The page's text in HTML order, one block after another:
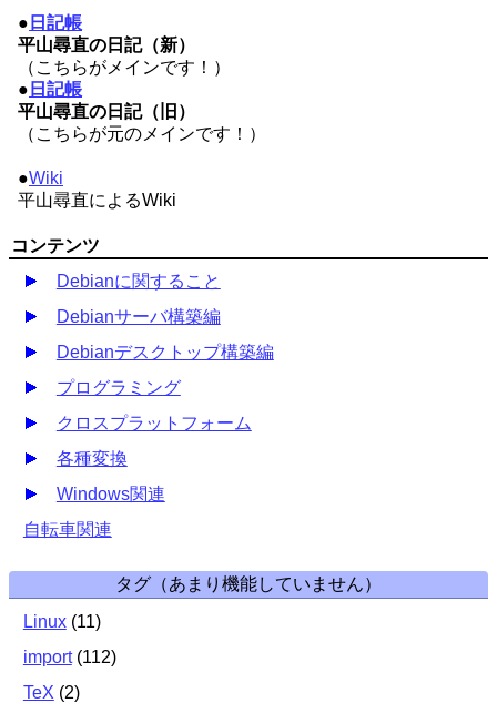
● 日記帳
平山尋直の日記（新）
（こちらがメインです！）
● 日記帳
平山尋直の日記（旧）
（こちらが元のメインです！）
●Wiki
平山尋直によるWiki
コンテンツ
Debianに関すること
Debianサーバ構築編
Debianデスクトップ構築編
プログラミング
クロスプラットフォーム
各種変換
Windows関連
自転車関連
タグ（あまり機能していません）
Linux (11)
import (112)
TeX (2)